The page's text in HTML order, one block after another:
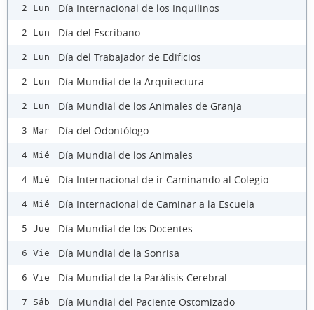
2 Lun Día Internacional de los Inquilinos
2 Lun Día del Escribano
2 Lun Día del Trabajador de Edificios
2 Lun Día Mundial de la Arquitectura
2 Lun Día Mundial de los Animales de Granja
3 Mar Día del Odontólogo
4 Mié Día Mundial de los Animales
4 Mié Día Internacional de ir Caminando al Colegio
4 Mié Día Internacional de Caminar a la Escuela
5 Jue Día Mundial de los Docentes
6 Vie Día Mundial de la Sonrisa
6 Vie Día Mundial de la Parálisis Cerebral
7 Sáb Día Mundial del Paciente Ostomizado